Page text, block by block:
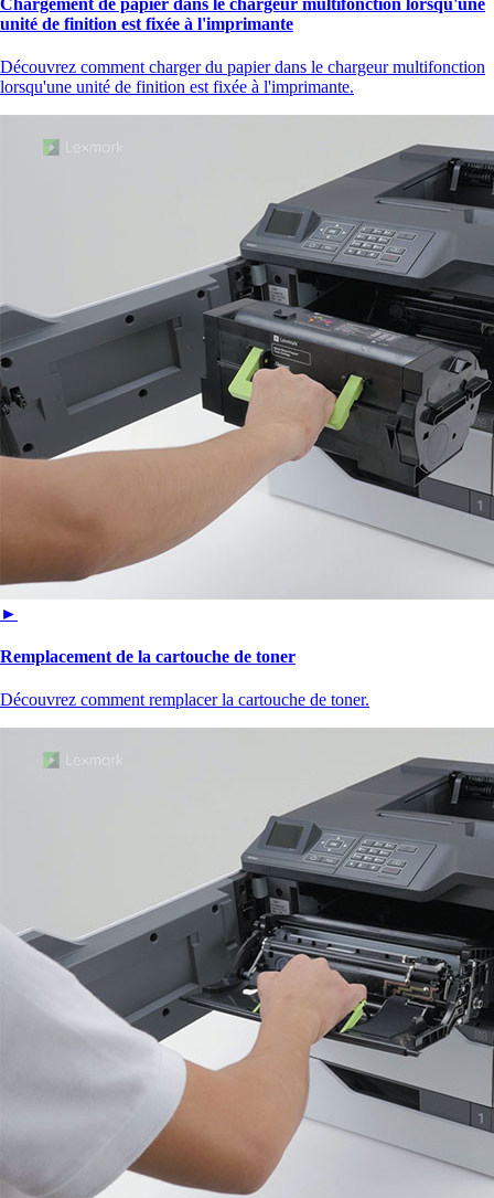
unité de finition est fixée à l'imprimante
Découvrez comment charger du papier dans le chargeur multifonction
lorsqu'une unité de finition est fixée à l'imprimante.
►
Remplacement de la cartouche de toner
Découvrez comment remplacer la cartouche de toner.